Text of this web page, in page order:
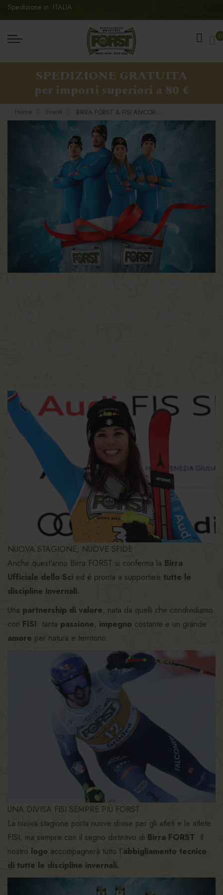
Spedizione in: ITALIA
0
SPEDIZIONE GRATUITA
per importi superiori a 80 €
Home Eventi BIRRA FORST & FISI ANCORA INSIEME PER LA STAGIONE 2025/2026
NUOVA STAGIONE, NUOVE SFIDE
Anche quest’anno Birra FORST si conferma la Birra
Ufficiale dello Sci ed è pronta a supportare tutte le
discipline invernali.
Una partnership di valore, nata da quelli che condividiamo
con FISI: tanta passione, impegno costante e un grande
amore per natura e territorio.
UNA DIVISA FISI SEMPRE PIÙ FORST
La nuova stagione porta nuove divise per gli atleti e le atlete
FISI, ma sempre con il segno distintivo di Birra FORST. Il
nostro logo accompagnerà tutto l’abbigliamento tecnico
di tutte le discipline invernali.